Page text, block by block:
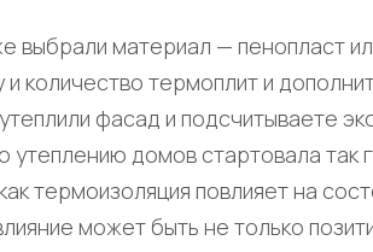
выбрали материал — пенопласт
количество термоплит и
фасад и подсчитываете
утеплению домов стартовала
термоизоляция повлияет на
может быть не только